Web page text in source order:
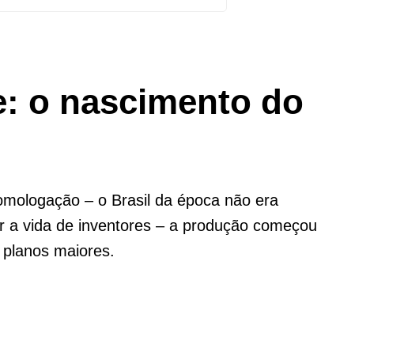
o nascimento do
– o Brasil da época não era
a vida de inventores – a produção começou
maiores.